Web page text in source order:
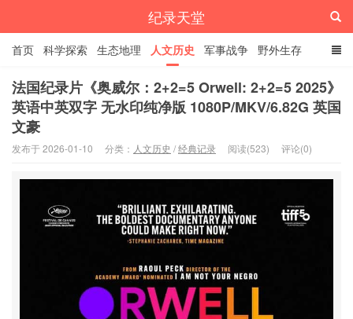
纪录天堂
首页 科学探索 生态地理 人文历史 军事战争 野外生存
经典纪录 4K纪录片 精品资源
法国纪录片《奥威尔：2+2=5 Orwell: 2+2=5 2025》
英语中英双字 无水印纯净版 1080P/MKV/6.82G 英国
文豪
发布于 2026-01-10 分类： 人文历史 /经典记录 阅读(523) 评论(0)